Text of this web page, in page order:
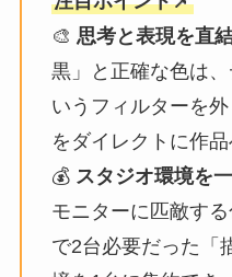
🎨 思考と表現を直
黒」と正確な色は
いうフィルターを
をダイレクトに作品
💰 スタジオ環境を
モニターに匹敵す
で2台必要だった「